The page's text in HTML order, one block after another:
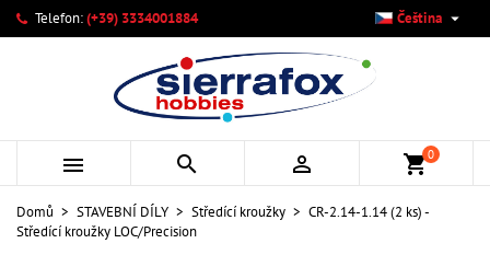
Telefon:(+39) 3334001884 Čeština 
   shopping_cart0
Domů STAVEBNÍ DÍLY Středící kroužky
CR-2.14-1.14 (2 ks) -
Středící kroužky LOC/Precision
Můj seznam přání ×
Vytvořit nový seznam
Vytvořit seznam přání ×
Název seznamu přání
Zrušit Vytvořit seznam přání
Přihlásit se ×
Musíte být přihlášen, abyste si mohli výrobky uložit do
svého seznamu přání.
Zrušit Přihlásit se